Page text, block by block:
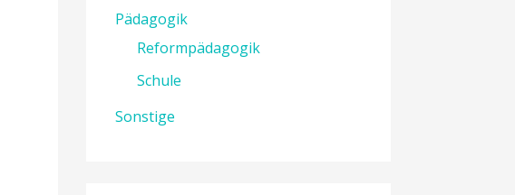
Pädagogik
Reformpädagogik
Schule
Sonstige